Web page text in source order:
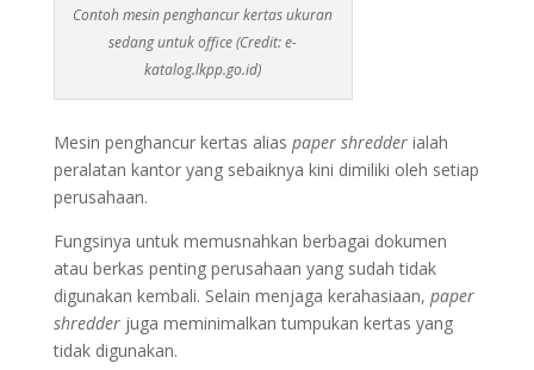
Contoh mesin penghancur kertas ukuran
sedang untuk office (Credit: e-
katalog.lkpp.go.id)
Mesin penghancur kertas alias paper shredderialah
peralatan kantor yang sebaiknya kini dimiliki oleh setiap
perusahaan.
Fungsinya untuk memusnahkan berbagai dokumen
atau berkas penting perusahaan yang sudah tidak
digunakan kembali. Selain menjaga kerahasiaan, paper
shredderjuga meminimalkan tumpukan kertas yang
tidak digunakan.